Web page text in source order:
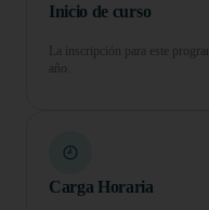
Inicio de curso
La inscripción para este
año.
Carga Horaria